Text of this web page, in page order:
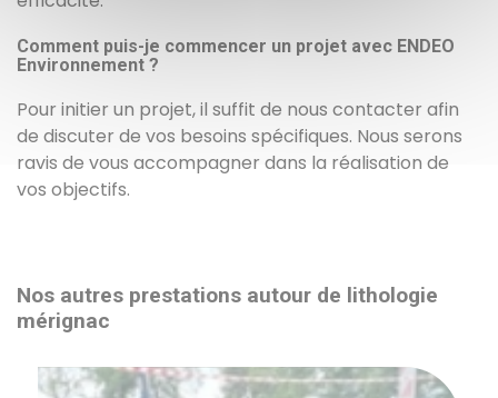
Comment puis-je commencer un projet avec ENDEO
Environnement ?
Pour initier un projet, il suffit de nous contacter afin
de discuter de vos besoins spécifiques. Nous serons
ravis de vous accompagner dans la réalisation de
vos objectifs.
Nos autres prestations autour de lithologie
mérignac